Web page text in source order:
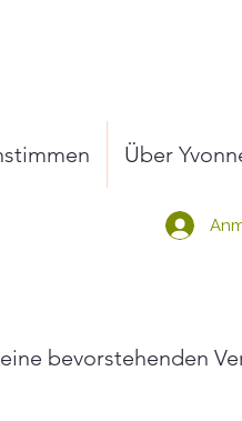
Über
bevorstehenden